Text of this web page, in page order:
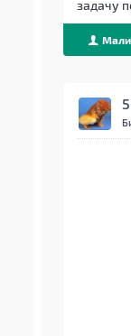
задачу